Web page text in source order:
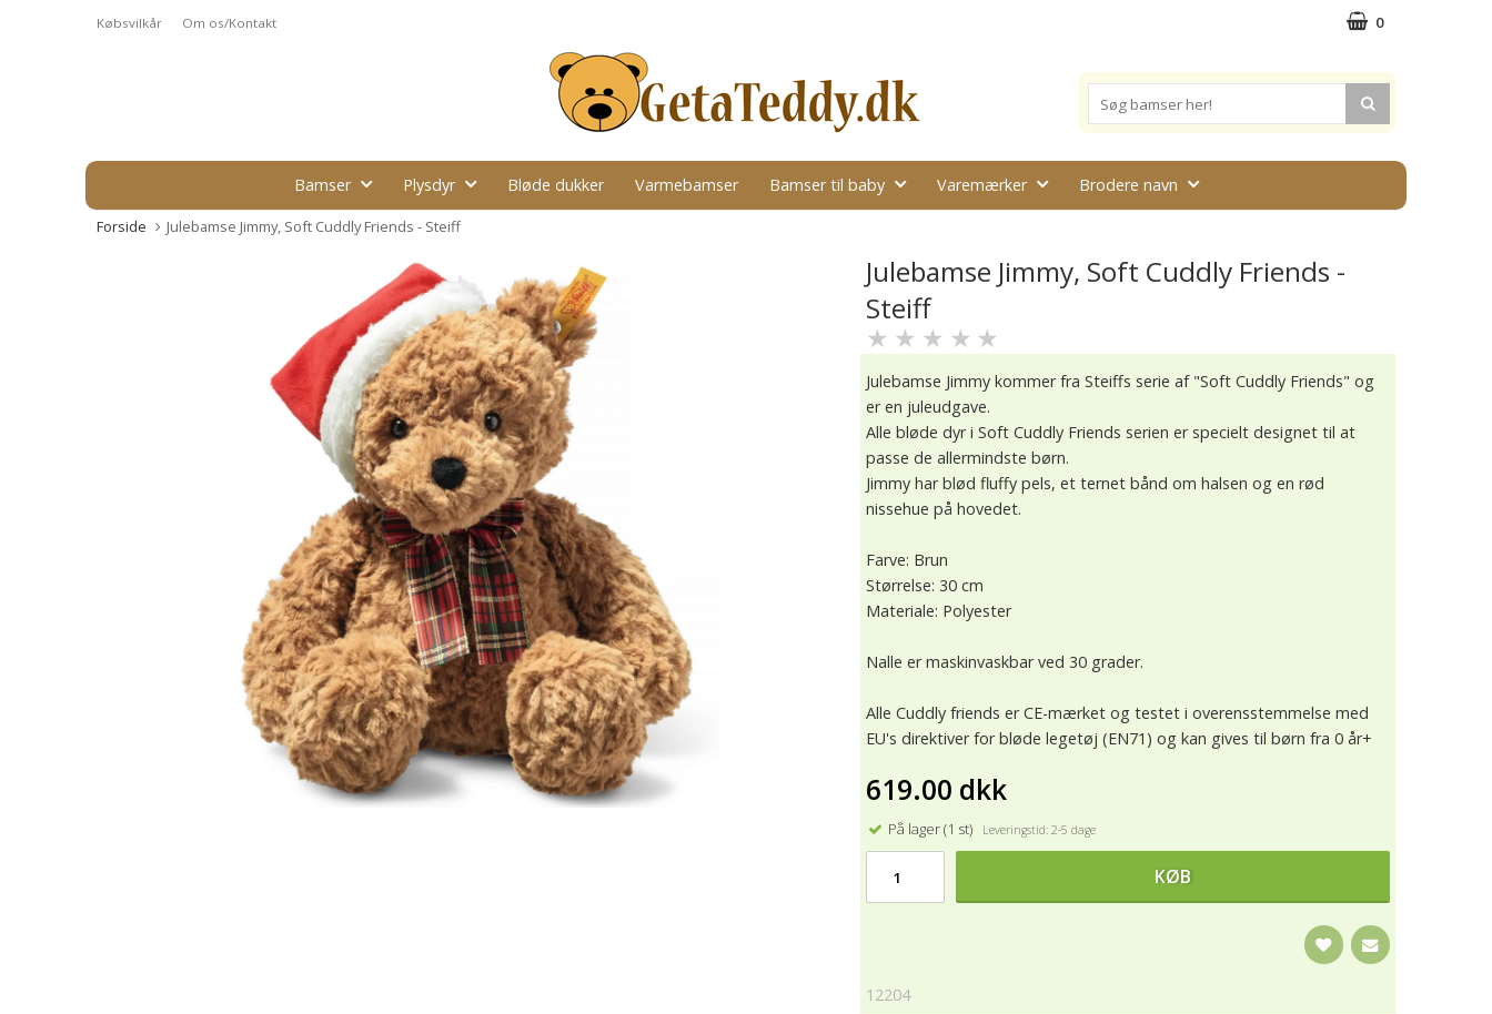
Købsvilkår Om os/Kontakt 0
Bamser Plysdyr Bløde dukker Varmebamser Bamser til baby Varemærker Brodere navn
Forside Julebamse Jimmy, Soft Cuddly Friends - Steiff
Julebamse Jimmy, Soft Cuddly Friends -
Steiff
★ ★ ★ ★ ★
Julebamse Jimmy kommer fra Steiffs serie af "Soft Cuddly Friends" og
er en juleudgave.
Alle bløde dyr i Soft Cuddly Friends serien er specielt designet til at
passe de allermindste børn.
Jimmy har blød fluffy pels, et ternet bånd om halsen og en rød
nissehue på hovedet.
Farve: Brun
Størrelse: 30 cm
Materiale: Polyester
Nalle er maskinvaskbar ved 30 grader.
Alle Cuddly friends er CE-mærket og testet i overensstemmelse med
EU's direktiver for bløde legetøj (EN71) og kan gives til børn fra 0 år+
619.00 dkk
På lager (1 st) Leveringstid: 2-5 dage
KØB
12204